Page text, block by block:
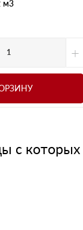
м3
+
с